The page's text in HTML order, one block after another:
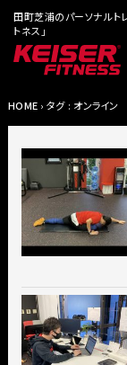
田町芝浦のパーソナルト
トネス」
HOME › タグ : オンライン